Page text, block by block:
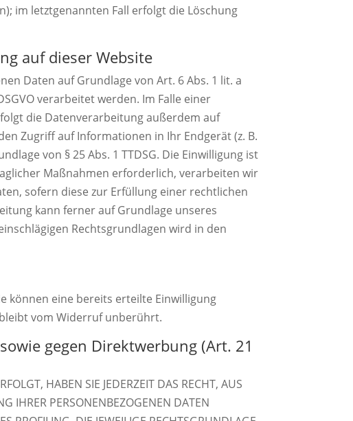
im letztgenannten Fall erfolgt die Löschung
auf dieser Website
Daten auf Grundlage von Art. 6 Abs. 1 lit. a
verarbeitet werden. Im Falle einer
die Datenverarbeitung außerdem auf
Zugriff auf Informationen in Ihr Endgerät (z. B.
von § 25 Abs. 1 TTDSG. Die Einwilligung ist
Maßnahmen erforderlich, verarbeiten wir
sofern diese zur Erfüllung einer rechtlichen
kann ferner auf Grundlage unseres
Rechtsgrundlagen wird in den
können eine bereits erteilte Einwilligung
vom Widerruf unberührt.
gegen Direktwerbung (Art. 21
HABEN SIE JEDERZEIT DAS RECHT, AUS
IHRER PERSONENBEZOGENEN DATEN